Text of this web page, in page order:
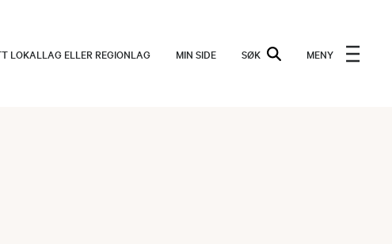
LOKALLAG ELLER REGIONLAG MIN SIDE SØK MENY